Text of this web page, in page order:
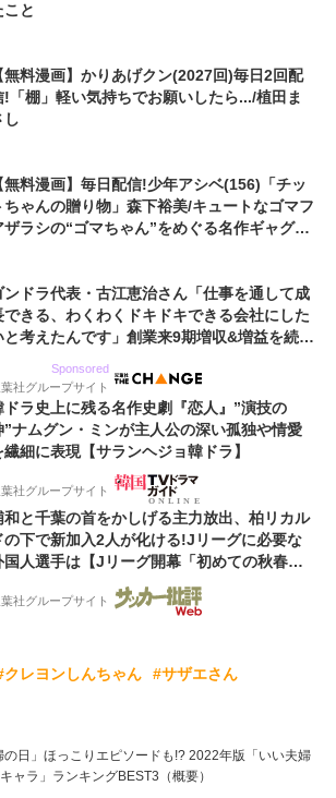
こと
無料漫画】かりあげクン(2027回)毎日2回配
!「棚」軽い気持ちでお願いしたら.../植田ま
し
無料漫画】毎日配信!少年アシベ(156)「チッ
ちゃんの贈り物」森下裕美/キュートなゴマフ
ザラシの“ゴマちゃん”をめぐる名作ギャグ4
ンドラ代表・古江恵治さん「仕事を通して成
できる、わくわくドキドキできる会社にした
と考えたんです」創業来9期増収&増益を続け
Sponsored
社グループサイト
ドラ史上に残る名作史劇『恋人』”演技の
”ナムグン・ミンが主人公の深い孤独や情愛
繊細に表現【サランヘジョ韓ドラ】
社グループサイト
和と千葉の首をかしげる主力放出、柏リカル
の下で新加入2人が化ける!Jリーグに必要な
国人選手は【Jリーグ開幕「初めての秋春
社グループサイト
クレヨンしんちゃん
#サザエさん
日」ほっこりエピソードも!? 2022年版「いい夫婦
ャラ」ランキングBEST3（概要）